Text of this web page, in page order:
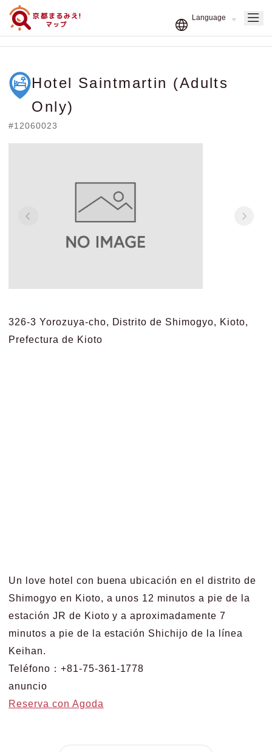
Hotel Saintmartin (Adults
Only)
#12060023
326-3 Yorozuya-cho, Distrito de Shimogyo, Kioto,
Prefectura de Kioto
Un love hotel con buena ubicación en el distrito de
Shimogyo en Kioto, a unos 12 minutos a pie de la
estación JR de Kioto y a aproximadamente 7
minutos a pie de la estación Shichijo de la línea
Keihan.
Teléfono：+81-75-361-1778
anuncio
Reserva con Agoda